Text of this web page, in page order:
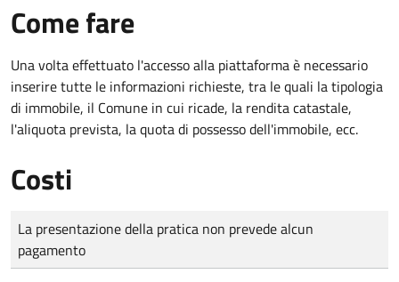
Come fare
Una volta effettuato l'accesso alla piattaforma è necessario
inserire tutte le informazioni richieste, tra le quali la tipologia
di immobile, il Comune in cui ricade, la rendita catastale,
l'aliquota prevista, la quota di possesso dell'immobile, ecc.
Costi
Tipo di pagamento
Importo
La presentazione della pratica non prevede alcun
pagamento